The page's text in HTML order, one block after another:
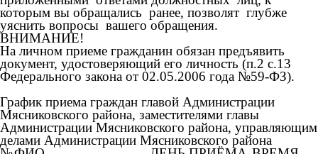
которым вы обращались ранее, позволят глубже
уяснить вопросы вашего обращения.
ВНИМАНИЕ!
На личном приеме гражданин обязан предъявить
документ, удостоверяющий его личность (п.2 с.13
Федерального закона от 02.05.2006 года №59-ФЗ).
График приема граждан главой Администрации
Мясниковского района, заместителями главы
Администрации Мясниковского района, управляющим
делами Администрации Мясниковского района